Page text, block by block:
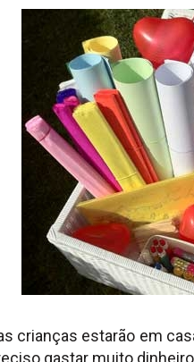
crianças estarão em
gastar muito